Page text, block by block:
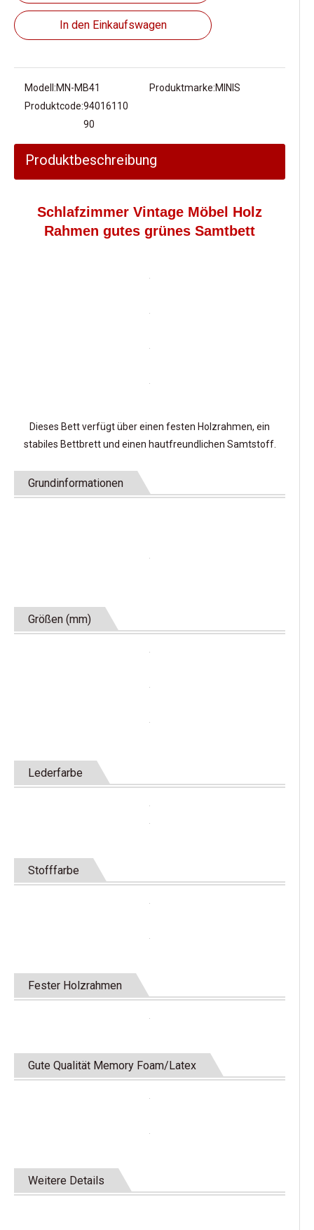
In den Einkaufswagen
Modell:MN-MB41 Produktmarke:MINIS
Produktcode:94016110
90
Produktbeschreibung
Schlafzimmer Vintage Möbel Holz
Rahmen gutes grünes Samtbett
Dieses Bett verfügt über einen festen Holzrahmen, ein
stabiles Bettbrett und einen hautfreundlichen Samtstoff.
Grundinformationen
Größen (mm)
Lederfarbe
Stofffarbe
Fester Holzrahmen
Gute Qualität Memory Foam/Latex
Weitere Details